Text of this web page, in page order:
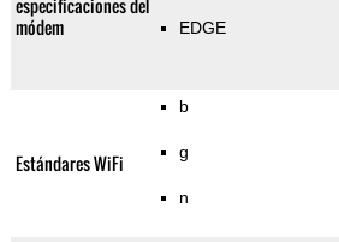
especificaciones del
módem
EDGE
Estándares WiFi
b
g
n